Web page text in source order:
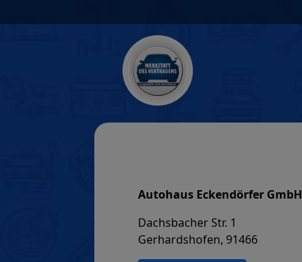
to
Autohaus Eckendörfer GmbH
Dachsbacher Str. 1
Gerhardshofen, 91466